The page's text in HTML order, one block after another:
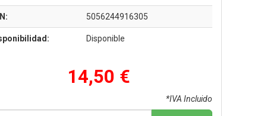
5056244916305
Disponible
14,50 €
*IVA Incluido